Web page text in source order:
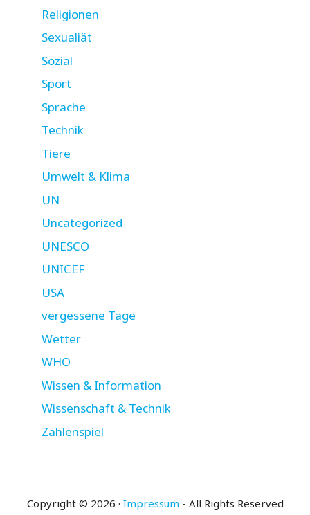
Religionen
Sexualiät
Sozial
Sport
Sprache
Technik
Tiere
Umwelt & Klima
UN
Uncategorized
UNESCO
UNICEF
USA
vergessene Tage
Wetter
WHO
Wissen & Information
Wissenschaft & Technik
Zahlenspiel
Copyright © 2026 · Impressum - All Rights Reserved